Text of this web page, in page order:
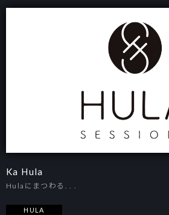
Ka Hula
Hulaにまつわる. . .
HULA